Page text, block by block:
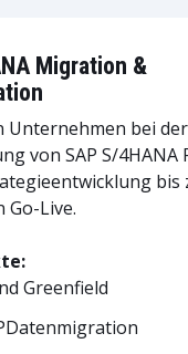
Migration &
Unternehmen bei
von SAP S/4HANA
bis
Live.
Greenfield